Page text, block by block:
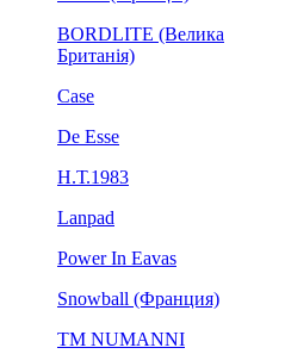
BORDLITE (Велика
Британія)
Case
De Esse
H.Т.1983
Lanpad
Power In Eavas
Snowball (Франция)
ТМ NUMANNI